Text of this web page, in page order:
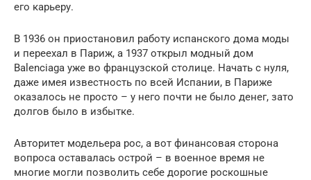
его карьеру.
В 1936 он приостановил работу испанского дома моды
и переехал в Париж, а 1937 открыл модный дом
Balenciaga уже во французской столице. Начать с нуля,
даже имея известность по всей Испании, в Париже
оказалось не просто – у него почти не было денег, зато
долгов было в избытке.
Авторитет модельера рос, а вот финансовая сторона
вопроса оставалась острой – в военное время не
многие могли позволить себе дорогие роскошные